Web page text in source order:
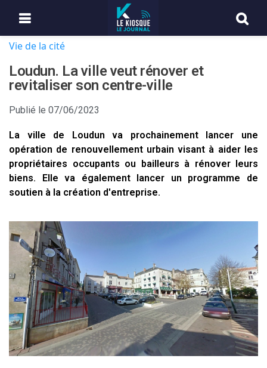
Vie de la cité
Loudun. La ville veut rénover et
revitaliser son centre-ville
Publié le 07/06/2023
La ville de Loudun va prochainement lancer une
opération de renouvellement urbain visant à aider les
propriétaires occupants ou bailleurs à rénover leurs
biens. Elle va également lancer un programme de
soutien à la création d'entreprise.